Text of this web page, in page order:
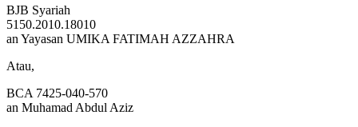
BJB Syariah
5150.2010.18010
an Yayasan UMIKA FATIMAH AZZAHRA
Atau,
BCA 7425-040-570
an Muhamad Abdul Aziz